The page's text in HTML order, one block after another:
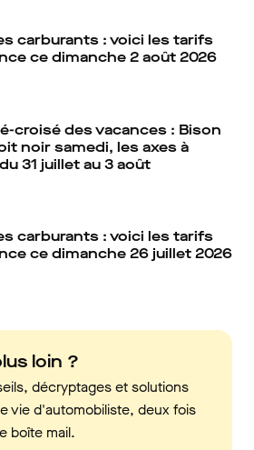
carburants : voici les tarifs
ce dimanche 2 août 2026
croisé des vacances : Bison
noir samedi, les axes à
31 juillet au 3 août
carburants : voici les tarifs
ce dimanche 26 juillet 2026
loin ?
décryptages et solutions
vie d'automobiliste, deux fois
boîte mail.